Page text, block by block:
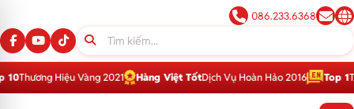
086.233.6368
Vàng 2021 Hàng Việt TốtDịch Vụ Hoàn Hảo 2016 Top 1Thương Hiệu